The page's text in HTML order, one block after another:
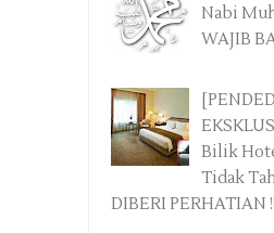
Nabi
WAJIB
Bilik
Tidak
DIBERI PERHATIAN